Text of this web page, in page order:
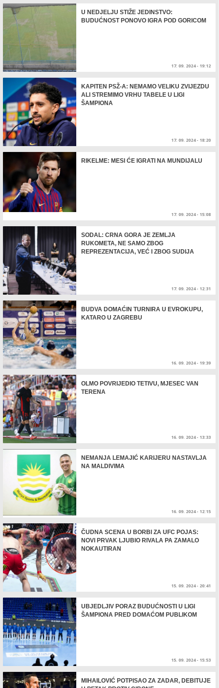
U NEDJELJU STIŽE JEDINSTVO:
BUDUĆNOST PONOVO IGRA POD GORICOM
17. 09. 2024 - 19:12
KAPITEN PSŽ-A: NEMAMO VELIKU ZVIJEZDU
ALI STREMIMO VRHU TABELE U LIGI
ŠAMPIONA
17. 09. 2024 - 18:20
RIKELME: MESI ĆE IGRATI NA MUNDIJALU
17. 09. 2024 - 15:08
SODAL: CRNA GORA JE ZEMLJA
RUKOMETA, NE SAMO ZBOG
REPREZENTACIJA, VEĆ I ZBOG SUDIJA
17. 09. 2024 - 12:31
BUDVA DOMAĆIN TURNIRA U EVROKUPU,
KATARO U ZAGREBU
16. 09. 2024 - 19:39
OLMO POVRIJEDIO TETIVU, MJESEC VAN
TERENA
16. 09. 2024 - 13:33
NEMANJA LEMAJIĆ KARIJERU NASTAVLJA
NA MALDIVIMA
16. 09. 2024 - 12:15
ČUDNA SCENA U BORBI ZA UFC POJAS:
NOVI PRVAK LJUBIO RIVALA PA ZAMALO
NOKAUTIRAN
15. 09. 2024 - 20:41
UBJEDLJIV PORAZ BUDUĆNOSTI U LIGI
ŠAMPIONA PRED DOMAĆOM PUBLIKOM
15. 09. 2024 - 15:53
MIHAILOVIĆ POTPISAO ZA ZADAR, DEBITUJE